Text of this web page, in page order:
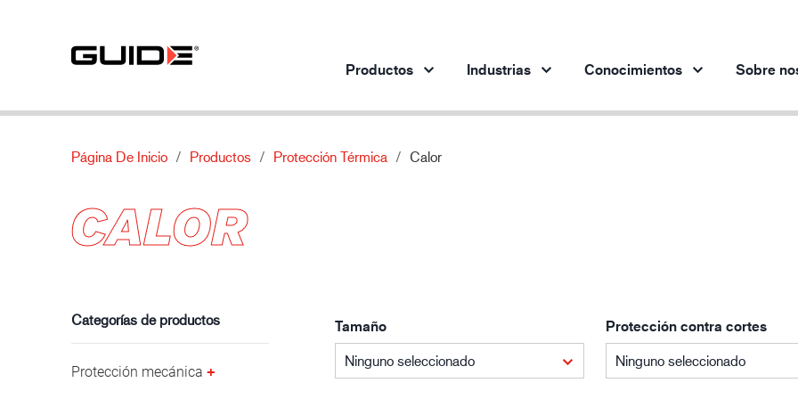
Productos
Protección mecánica
Protección química
Logística
Industrias Conocimientos
Normas
Características
Sobre
Sobre nosotros
Contacto
Página De Inicio Productos Protección Térmica Calor
CALOR
Categorías de productos
Protección mecánica
Tamaño
Ninguno seleccionado
Protección contra cortes
Ninguno seleccionado